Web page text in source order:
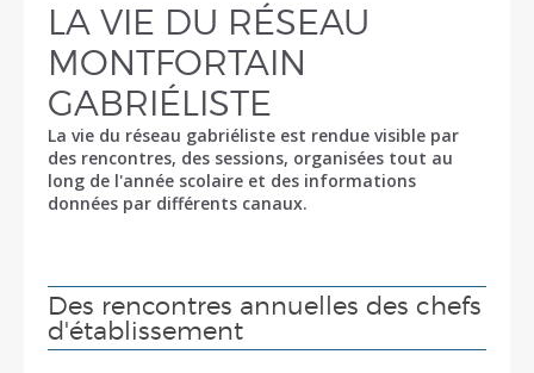
LA VIE DU RÉSEAU
MONTFORTAIN
GABRIÉLISTE
La vie du réseau gabriéliste est rendue visible par
des rencontres, des sessions, organisées tout au
long de l'année scolaire et des informations
données par différents canaux.
Des rencontres annuelles des chefs
d'établissement